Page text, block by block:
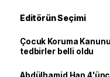
Editörün Seçimi
Çocuk Koruma
tedbirler belli oldu
Abdülhamid Han